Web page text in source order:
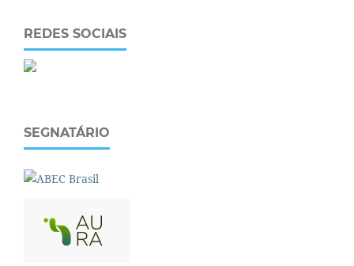
REDES SOCIAIS
SEGNATÁRIO